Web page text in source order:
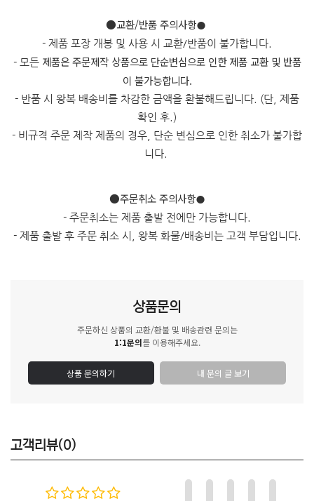
​●교환/반품 주의사항●
- 제품 포장 개봉 및 사용 시 교환/반품이 불가합니다.
- 모든 제품은 주문제작 상품으로 단순변심으로 인한 제품 교환 및 반품
이 불가능합니다.
- 반품 시 왕복 배송비를 차감한 금액을 환불해드립니다. (단, 제품
확인 후.)
- 비규격 주문 제작 제품의 경우, 단순 변심으로 인한 취소가 불가합
니다.
●주문취소 주의사항●
- 주문취소는 제품 출발 전에만 가능합니다.
- 제품 출발 후 주문 취소 시, 왕복 화물/배송비는 고객 부담입니다.
상품문의
주문하신 상품의 교환/환불 및 배송관련 문의는
1:1문의를 이용해주세요.
상품 문의하기 내 문의 글 보기
고객리뷰(0)